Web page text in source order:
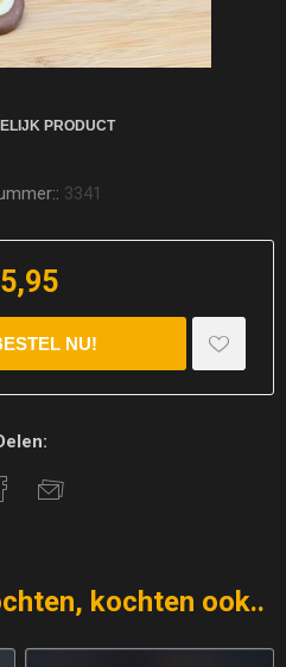
PRODUCT
3341
kochten ook..